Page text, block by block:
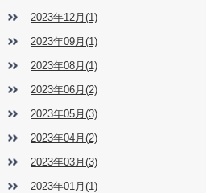
2023年12月(1)
2023年09月(1)
2023年08月(1)
2023年06月(2)
2023年05月(3)
2023年04月(2)
2023年03月(3)
2023年01月(1)